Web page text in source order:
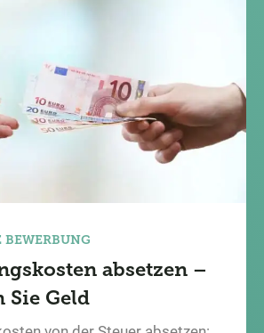
absetzen –
Sie Geld